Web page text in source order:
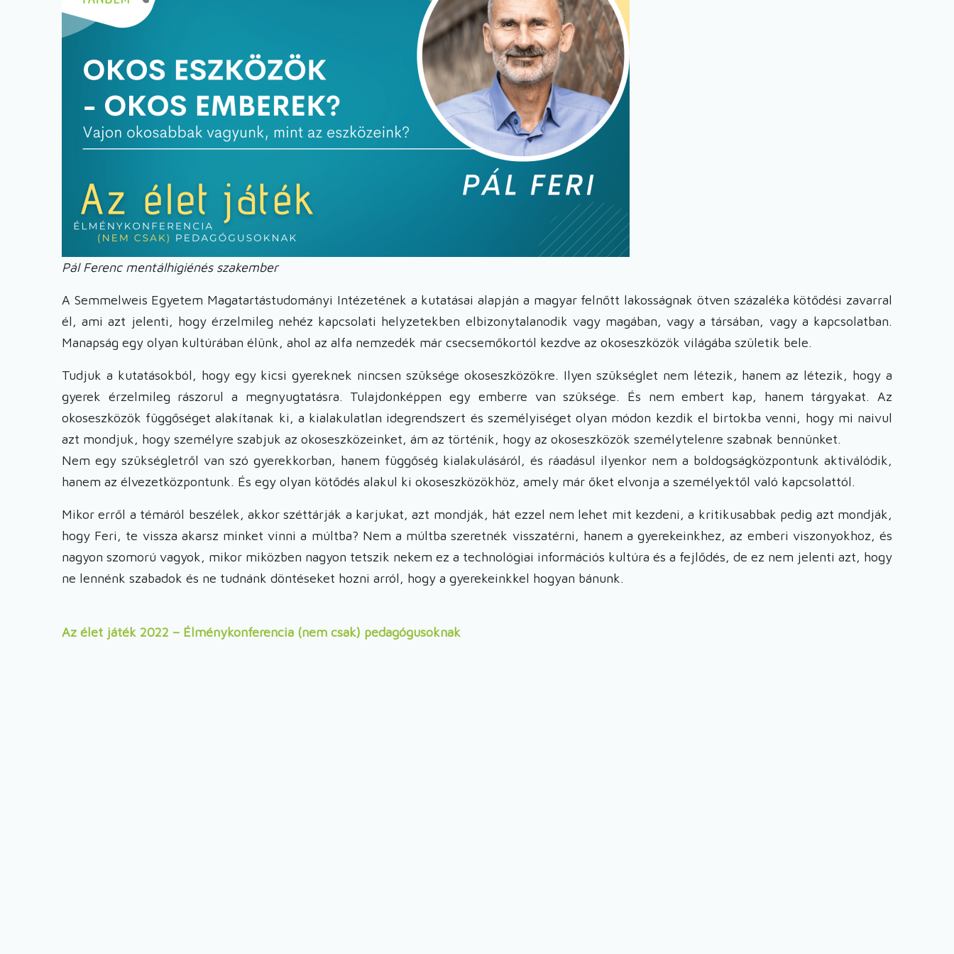
Pál Ferenc mentálhigiénés szakember
A Semmelweis Egyetem Magatartástudományi Intézetének a kutatásai alapján a magyar felnőtt lakosságnak ötven százaléka kötődési zavarral
él, ami azt jelenti, hogy érzelmileg nehéz kapcsolati helyzetekben elbizonytalanodik vagy magában, vagy a társában, vagy a kapcsolatban.
Manapság egy olyan kultúrában élünk, ahol az alfa nemzedék már csecsemőkortól kezdve az okoseszközök világába születik bele.
Tudjuk a kutatásokból, hogy egy kicsi gyereknek nincsen szüksége okoseszközökre. Ilyen szükséglet nem létezik, hanem az létezik, hogy a
gyerek érzelmileg rászorul a megnyugtatásra. Tulajdonképpen egy emberre van szüksége. És nem embert kap, hanem tárgyakat. Az
okoseszközök függőséget alakítanak ki, a kialakulatlan idegrendszert és személyiséget olyan módon kezdik el birtokba venni, hogy mi naivul
azt mondjuk, hogy személyre szabjuk az okoseszközeinket, ám az történik, hogy az okoseszközök személytelenre szabnak bennünket.
Nem egy szükségletről van szó gyerekkorban, hanem függőség kialakulásáról, és ráadásul ilyenkor nem a boldogságközpontunk aktiválódik,
hanem az élvezetközpontunk. És egy olyan kötődés alakul ki okoseszközökhöz, amely már őket elvonja a személyektől való kapcsolattól.
Mikor erről a témáról beszélek, akkor széttárják a karjukat, azt mondják, hát ezzel nem lehet mit kezdeni, a kritikusabbak pedig azt mondják,
hogy Feri, te vissza akarsz minket vinni a múltba? Nem a múltba szeretnék visszatérni, hanem a gyerekeinkhez, az emberi viszonyokhoz, és
nagyon szomorú vagyok, mikor miközben nagyon tetszik nekem ez a technológiai információs kultúra és a fejlődés, de ez nem jelenti azt, hogy
ne lennénk szabadok és ne tudnánk döntéseket hozni arról, hogy a gyerekeinkkel hogyan bánunk.
Az élet játék 2022 – Élménykonferencia (nem csak) pedagógusoknak